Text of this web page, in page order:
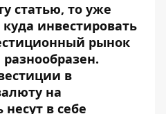
статью, то уже
инвестировать
рынок
в
на
в себе